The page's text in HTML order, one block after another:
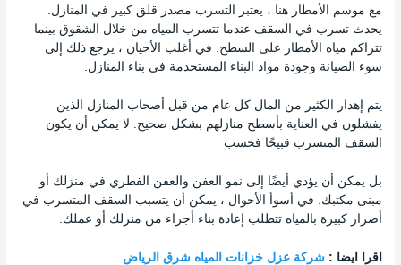
مع موسم الأمطار هنا ، يعتبر التسرب مصدر قلق كبير في المنازل.
يحدث تسرب في السقف عندما تتسرب المياه من خلال الشقوق بينما
تتراكم مياه الأمطار على السطح. في أغلب الأحيان ، يرجع ذلك إلى
سوء الصيانة وجودة مواد البناء المستخدمة في بناء المنازل.
يتم إهدار الكثير من المال كل عام من قبل أصحاب المنازل الذين
يفشلون في العناية بأسطح منازلهم بشكل صحيح. لا يمكن أن يكون
السقف المتسرب قبيحًا فحسب
بل يمكن أن يؤدي أيضًا إلى نمو العفن والعفن الفطري في منزلك أو
مبنى مكتبك. في أسوأ الأحوال ، يمكن أن يتسبب السقف المتسرب في
أضرار كبيرة بالمياه تتطلب إعادة بناء أجزاء من منزلك أو عملك.
اقرا ايضا :شركة عزل خزانات المياه شرق الرياض